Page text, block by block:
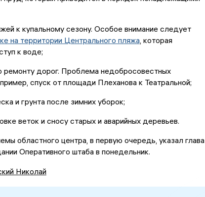
к купальному сезону. Особое внимание следует
на территории Центрального пляжа, которая
к воде;
ремонту дорог. Проблема недобросовестных
спуск от площади Плеханова к Театральной;
и грунта после зимних уборок;
веток и сносу старых и аварийных деревьев.
областного центра, в первую очередь, указал глава
Оперативного штаба в понедельник.
Николай